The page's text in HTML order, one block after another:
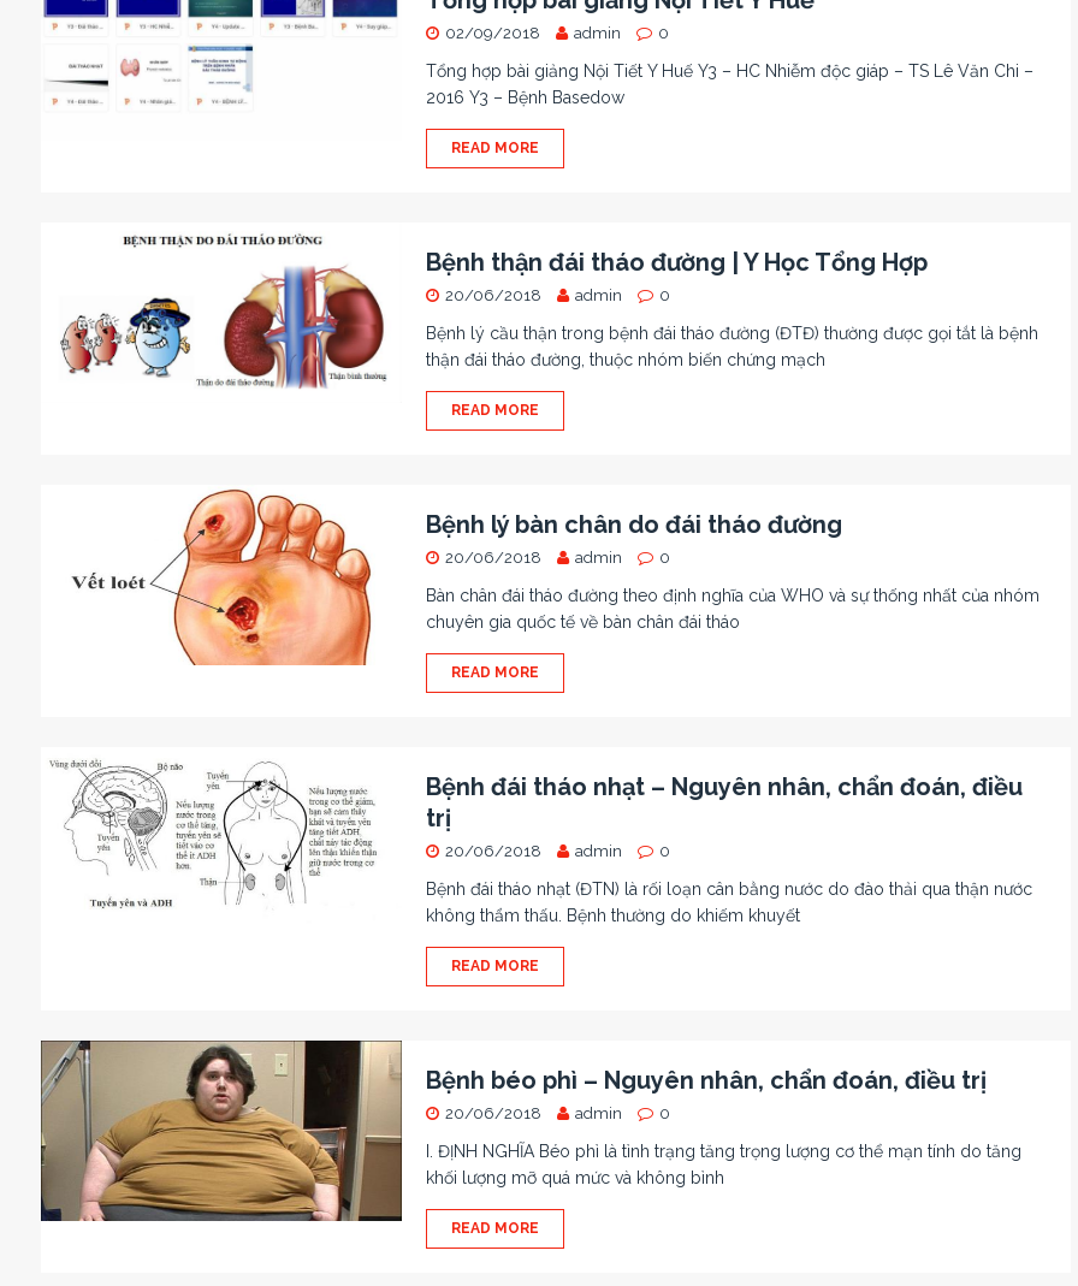
02/09/2018 admin 0
Tổng hợp bài giảng Nội Tiết Y Huế Y3 – HC Nhiễm độc giáp – TS Lê Văn Chi –
2016 Y3 – Bệnh Basedow
READ MORE
Bệnh thận đái tháo đường | Y Học Tổng Hợp
20/06/2018 admin 0
Bệnh lý cầu thận trong bệnh đái tháo đường (ĐTĐ) thường được gọi tắt là bệnh
thận đái tháo đường, thuộc nhóm biến chứng mạch
READ MORE
Bệnh lý bàn chân do đái tháo đường
20/06/2018 admin 0
Bàn chân đái tháo đường theo định nghĩa của WHO và sự thống nhất của nhóm
chuyên gia quốc tế về bàn chân đái tháo
READ MORE
Bệnh đái tháo nhạt – Nguyên nhân, chẩn đoán, điều
trị
20/06/2018 admin 0
Bệnh đái tháo nhạt (ĐTN) là rối loạn cân bằng nước do đào thải qua thận nước
không thẩm thấu. Bệnh thường do khiếm khuyết
READ MORE
Bệnh béo phì – Nguyên nhân, chẩn đoán, điều trị
20/06/2018 admin 0
I. ĐỊNH NGHĨA Béo phì là tình trạng tăng trọng lượng cơ thể mạn tính do tăng
khối lượng mỡ quá mức và không bình
READ MORE